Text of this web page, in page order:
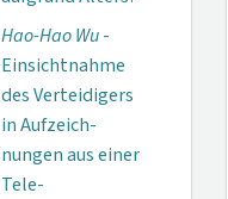
Hao-Hao Wu-
Einsicht­nahme
des Verteidi­gers
in Aufzeich­
nungen aus einer
Tele­